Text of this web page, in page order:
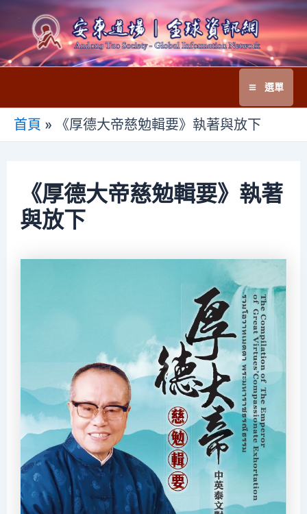
至
主
Main
選單
首頁 » 《厚德大帝慈勉輯要》執著與放下
《厚德大帝慈勉輯要》執著
與放下